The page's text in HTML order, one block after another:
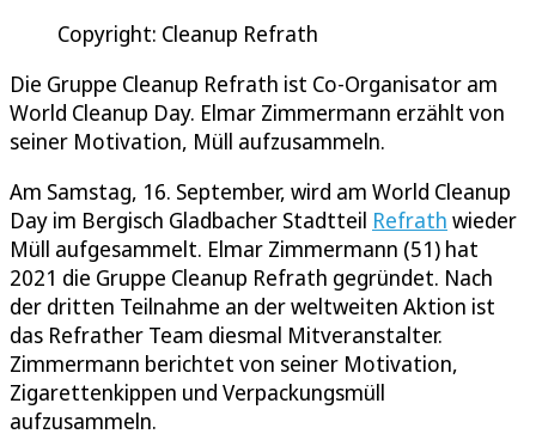
Copyright: Cleanup Refrath
Die Gruppe Cleanup Refrath ist Co-Organisator am
World Cleanup Day. Elmar Zimmermann erzählt von
seiner Motivation, Müll aufzusammeln.
Am Samstag, 16. September, wird am World Cleanup
Day im Bergisch Gladbacher Stadtteil Refrath wieder
Müll aufgesammelt. Elmar Zimmermann (51) hat
2021 die Gruppe Cleanup Refrath gegründet. Nach
der dritten Teilnahme an der weltweiten Aktion ist
das Refrather Team diesmal Mitveranstalter.
Zimmermann berichtet von seiner Motivation,
Zigarettenkippen und Verpackungsmüll
aufzusammeln.